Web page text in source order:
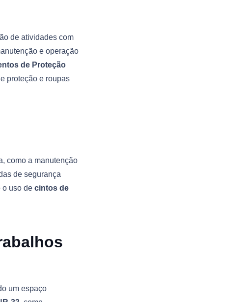
de atividades com
e operação
de Proteção
proteção e roupas
como a manutenção
de segurança
o uso de cintos de
um espaço